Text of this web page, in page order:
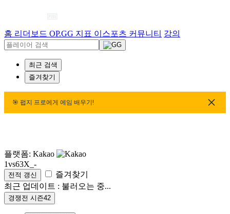
홈 리더보드 OP.GG 지표 이스포츠 커뮤니티 강의
최근 검색
즐겨찾기
🎯 펍지 프로에게 에임 배우기!
플랫폼: Kakao
1vs63X_-
전적 갱신
즐겨찾기
최근 업데이트 : 불러오는 중...
경쟁전 시즌42